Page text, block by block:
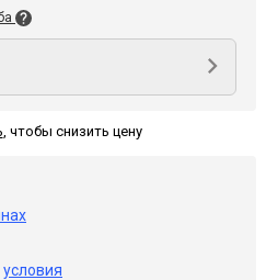
, чтобы снизить цену
условия